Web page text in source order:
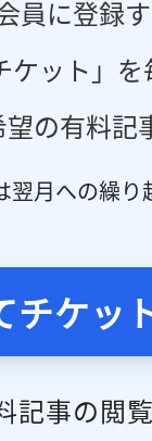
員に登録
ケット」
の有料記
月への繰り
チケッ
記事の閲